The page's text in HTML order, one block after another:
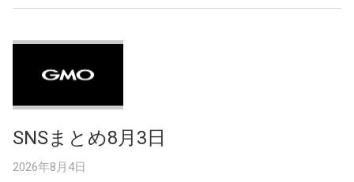
SNSまとめ8月3日
2026年8月4日